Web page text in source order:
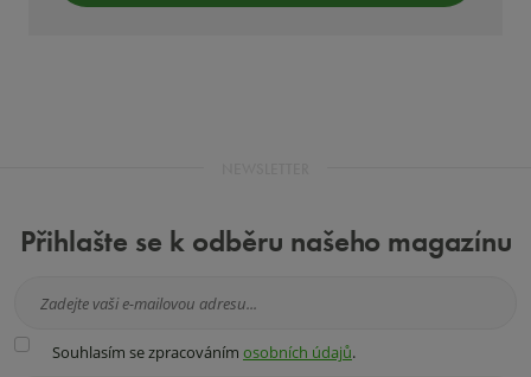
Přihlašte se k odběru našeho magazínu
SouhlasímSouhlasím se zpracováním osobních údajů.